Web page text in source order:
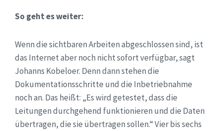
So geht es weiter:
Wenn die sichtbaren Arbeiten abgeschlossen sind, ist
das Internet aber noch nicht sofort verfügbar, sagt
Johanns Kobeloer. Denn dann stehen die
Dokumentationsschritte und die Inbetriebnahme
noch an. Das heißt: „Es wird getestet, dass die
Leitungen durchgehend funktionieren und die Daten
übertragen, die sie übertragen sollen.“ Vier bis sechs